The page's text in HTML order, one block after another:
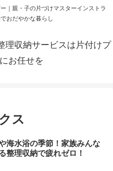
｜親・子の片づけマスターインストラ
おだやかな暮らし
理収納サービスは片付けプ
お任せを
ス
海水浴の季節！家族みんな
整理収納で疲れゼロ！